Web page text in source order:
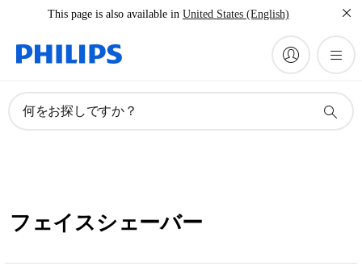
This page is also available in United States (English)
何をお探しですか？
フェイスシェーバー